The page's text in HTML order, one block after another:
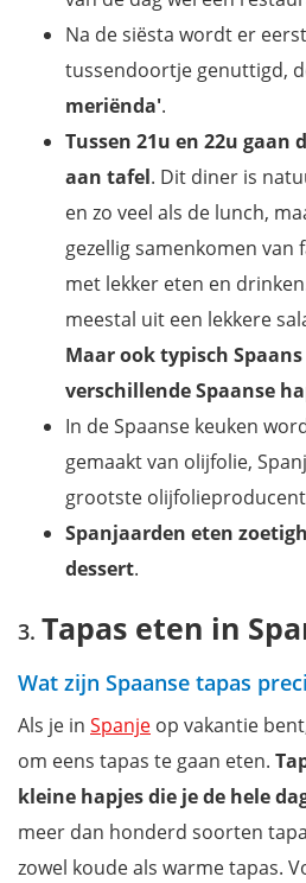
Na de siësta wordt er
tussendoortje genuttigd,
meriënda'.
Tussen 21u en 22u gaan
aan tafel. Dit diner is
en zo veel als de lunch,
gezellig samenkomen
met lekker eten en
meestal uit een lekkere
Maar ook typisch
verschillende Spaanse
In de Spaanse keuken
gemaakt van olijfolie,
grootste
Spanjaarden eten
dessert.
Tapas eten in
Wat zijn Spaanse tapas
Als je in Spanje op vakantie
om eens tapas te gaan eten.
kleine hapjes die je de hele
meer dan honderd soorten
zowel koude als warme tapas.